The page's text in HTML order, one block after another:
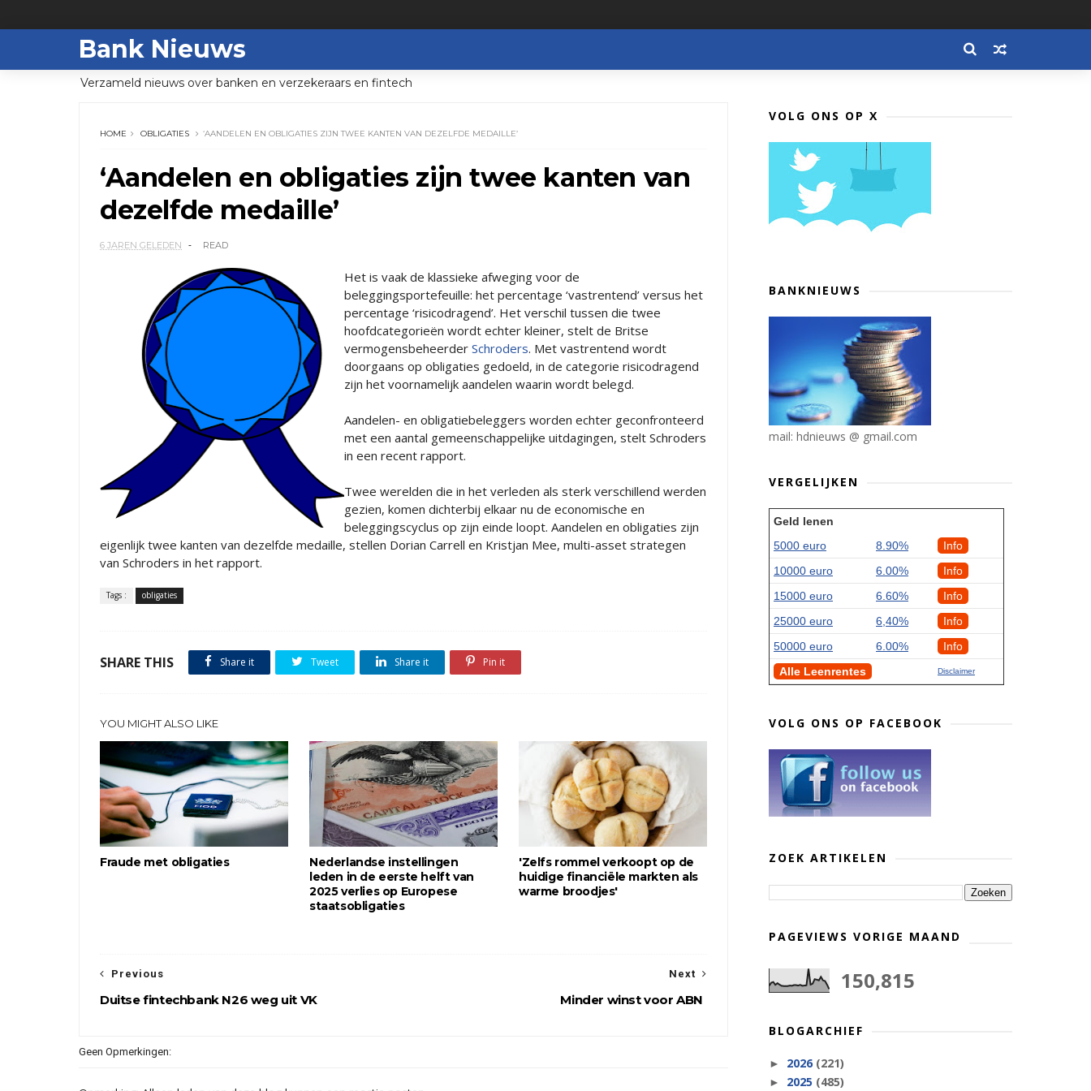
Bank Nieuws
Verzameld nieuws over banken en verzekeraars en fintech
HOME OBLIGATIES ‘AANDELEN EN OBLIGATIES ZIJN TWEE KANTEN VAN DEZELFDE MEDAILLE’
‘Aandelen en obligaties zijn twee kanten van
dezelfde medaille’
6 JAREN GELEDEN READ
Het is vaak de klassieke afweging voor de
beleggingsportefeuille: het percentage ‘vastrentend’ versus het
percentage ‘risicodragend’. Het verschil tussen die twee
hoofdcategorieën wordt echter kleiner, stelt de Britse
vermogensbeheerder Schroders. Met vastrentend wordt
doorgaans op obligaties gedoeld, in de categorie risicodragend
zijn het voornamelijk aandelen waarin wordt belegd.
Aandelen- en obligatiebeleggers worden echter geconfronteerd
met een aantal gemeenschappelijke uitdagingen, stelt Schroders
in een recent rapport.
Twee werelden die in het verleden als sterk verschillend werden
gezien, komen dichterbij elkaar nu de economische en
beleggingscyclus op zijn einde loopt. Aandelen en obligaties zijn
eigenlijk twee kanten van dezelfde medaille, stellen Dorian Carrell en Kristjan Mee, multi-asset strategen
van Schroders in het rapport.
Tags : obligaties
SHARE THIS Share it Tweet Share it Pin it
YOU MIGHT ALSO LIKE
Fraude met obligaties
Nederlandse instellingen
leden in de eerste helft van
2025 verlies op Europese
staatsobligaties
'Zelfs rommel verkoopt op de
huidige financiële markten als
warme broodjes'
Next
Minder winst voor ABN
Previous
Duitse fintechbank N26 weg uit VK
Geen Opmerkingen:
VOLG ONS OP X
BANKNIEUWS
mail: hdnieuws @ gmail.com
VERGELIJKEN
Geld lenen
5000 euro
8.90%
Info
10000 euro
6.00%
Info
15000 euro
6.60%
Info
25000 euro
6,40%
Info
50000 euro
6.00%
Info
Alle Leenrentes
Disclaimer
VOLG ONS OP FACEBOOK
ZOEK ARTIKELEN
PAGEVIEWS VORIGE MAAND
150,815
BLOGARCHIEF
► 2026 (221)
► 2025 (485)